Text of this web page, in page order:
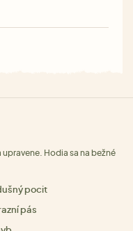
Hodia sa na bežné
pocit
pás